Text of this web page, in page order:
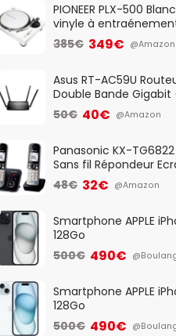
QWERTY UK - Noir
PIONEER PLX-500
vinyle à
vitesses (33-45-78
pre-ampli intégré et
385€ 349€ @Amazon
Asus RT-AC59U
Double Bande Gigabit
Client VPN, Triple
d'accès et Bridge,
50€ 40€ @Amazon
Panasonic KX-
Sans fil Répondeur
Française]
48€ 32€ @Amazon
Smartphone APPLE
128Go
500€ 490€
Smartphone APPLE
128Go
500€ 490€